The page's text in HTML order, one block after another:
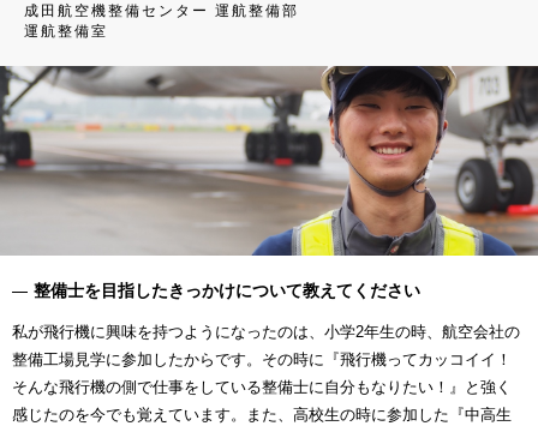
成田航空機整備センター 運航整備部
運航整備室
整備士を目指したきっかけについて教えてください
私が飛行機に興味を持つようになったのは、小学2年生の時、航空会社の
整備工場見学に参加したからです。その時に『飛行機ってカッコイイ！
そんな飛行機の側で仕事をしている整備士に自分もなりたい！』と強く
感じたのを今でも覚えています。また、高校生の時に参加した『中高生